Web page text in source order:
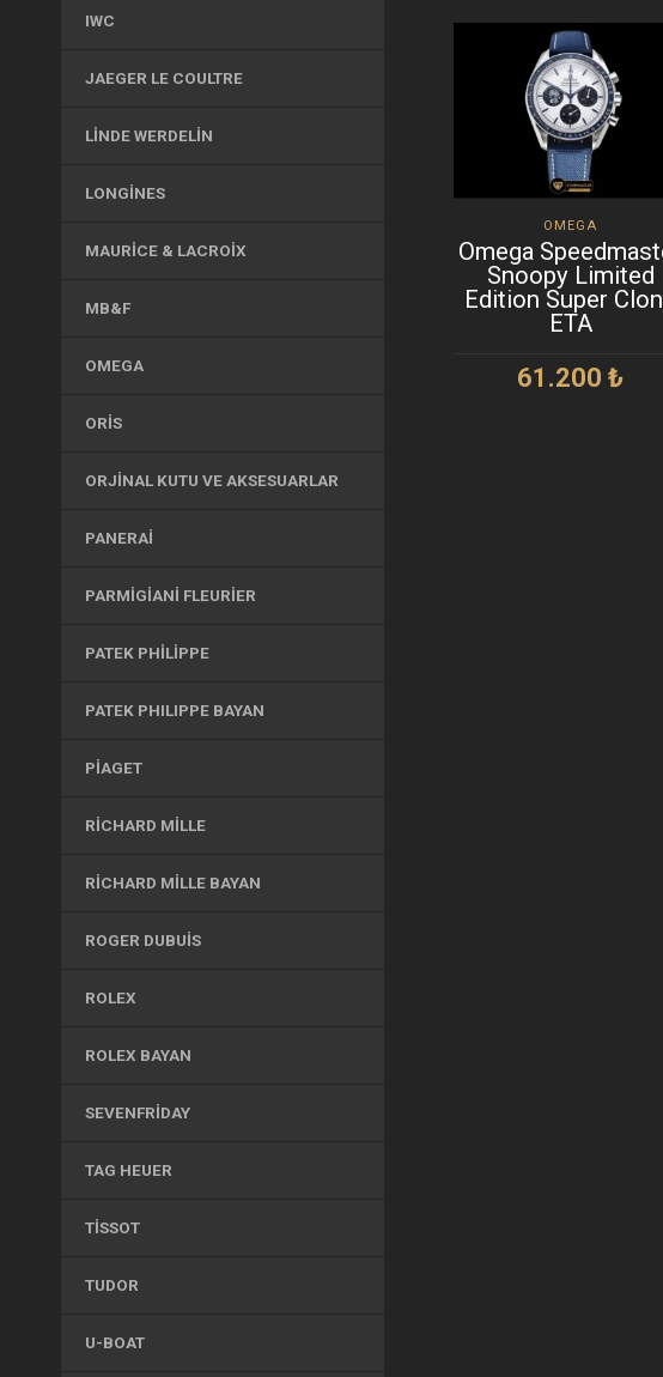
IWC
JAEGER LE COULTRE
LINDE WERDELIN
LONGINES
MAURICE & LACROIX
MB&F
OMEGA
ORIS
ORJINAL KUTU VE AKSESUARLAR
PANERAI
PARMIGIANI FLEURIER
PATEK PHILIPPE
PATEK PHILIPPE BAYAN
PIAGET
RICHARD MILLE
RICHARD MILLE BAYAN
ROGER DUBUIS
ROLEX
ROLEX BAYAN
SEVENFRIDAY
TAG HEUER
TISSOT
TUDOR
U-BOAT
OMEGA
Omega
Snoopy Limited
Edition Super
ETA
61.200₺